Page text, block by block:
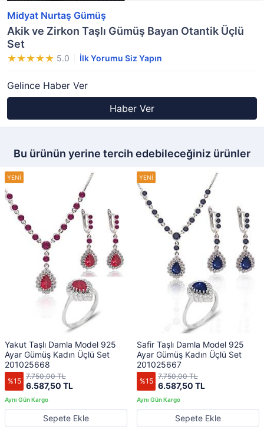
Midyat Nurtaş Gümüş
Akik ve Zirkon Taşlı Gümüş Bayan Otantik Üçlü
Set
5.0 İlk Yorumu Siz Yapın
Gelince Haber Ver
Haber Ver
Bu ürünün yerine tercih edebileceğiniz ürünler
Yakut Taşlı Damla Model 925
Ayar Gümüş Kadın Üçlü Set
201025668
%15 6.587,50 TL
7.750,00 TL
Sepete Ekle
Safir Taşlı Damla Model 925
Ayar Gümüş Kadın Üçlü Set
201025667
%15 6.587,50 TL
7.750,00 TL
Sepete Ekle